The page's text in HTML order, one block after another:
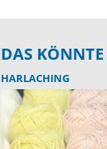
DAS KÖNNTE
HARLACHING